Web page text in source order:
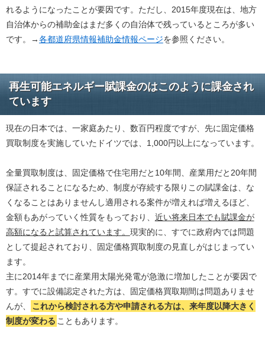
れるようになったことが要因です。ただし、2015年度現在は、地方
自治体からの補助金はまだ多くの自治体で残っているところが多い
です。→各都道府県情報補助金情報ページを参照ください。
再生可能エネルギー賦課金のはこのように課金され
ています
現在の日本では、一家庭あたり、数百円程度ですが、先に固定価格
買取制度を実施していたドイツでは、1,000円以上になっています。
全量買取制度は、固定価格で住宅用だと10年間、産業用だと20年間
保証されることになるため、制度が存続する限りこの賦課金は、な
くなることはありませんし適用される案件が増えれば増えるほど、
金額もあがっていく性質をもっており、 近い将来日本でも賦課金が
高額になると試算されています。 現実的に、すでに政府内では問題
として提起されており、固定価格買取制度の見直しがはじまってい
ます。
主に2014年までに産業用太陽光発電が急激に増加したことが要因で
す。すでに設備認定された方は、固定価格買取期間は問題ありませ
んが、
これから検討される方や申請される方は、来年度以降大きく
制度が変わる こともあります。